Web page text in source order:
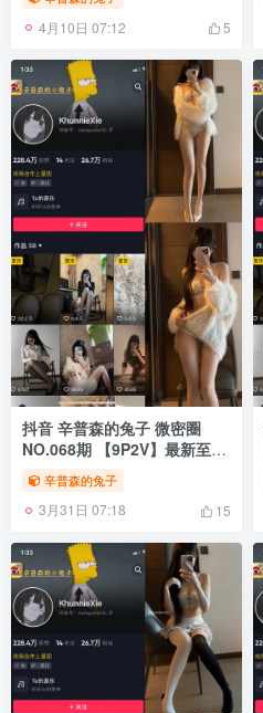
4月10日 07:12 5
抖音 辛普森的兔子 微密圈
NO.068期 【9P2V】最新至：
2025.1.12
辛普森的兔子
3月31日 07:18 15